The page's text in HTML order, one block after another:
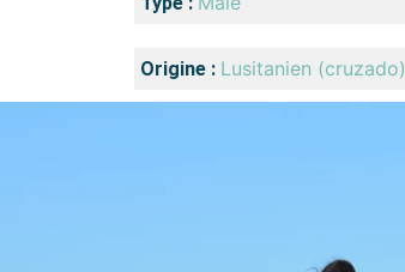
Origine : Lusitanien (cruzado)